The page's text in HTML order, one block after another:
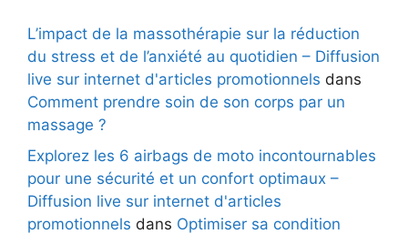
L’impact de la massothérapie sur la réduction
du stress et de l’anxiété au quotidien – Diffusion
live sur internet d'articles promotionnels dans
Comment prendre soin de son corps par un
massage ?
Explorez les 6 airbags de moto incontournables
pour une sécurité et un confort optimaux –
Diffusion live sur internet d'articles
promotionnels dans Optimiser sa condition